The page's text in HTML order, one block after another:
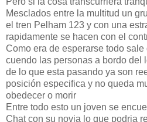
Mesclados entre la multitud un
el tren Pelham 123 y con una
rapidamente se hacen con el
Como era de esperarse todo
cuendo las personas a bordo del
de lo que esta pasando ya son
posición especifica y no queda
obedecer o morir
Entre todo esto un joven se
Chat con su novia lo que podria